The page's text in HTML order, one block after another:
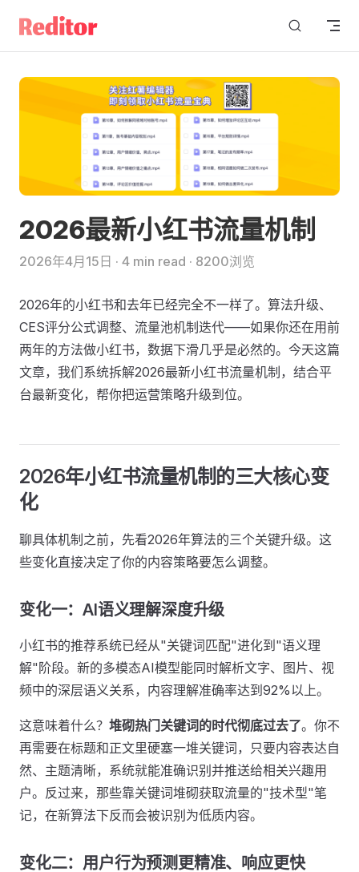
Skip to content
2026最新小红书流量机制
2026年4月15日 · 4 min read · 8200浏览
2026年的小红书和去年已经完全不一样了。算法升级、
CES评分公式调整、流量池机制迭代——如果你还在用前
两年的方法做小红书，数据下滑几乎是必然的。今天这篇
文章，我们系统拆解2026最新小红书流量机制，结合平
台最新变化，帮你把运营策略升级到位。
2026年小红书流量机制的三大核心变
化
聊具体机制之前，先看2026年算法的三个关键升级。这
些变化直接决定了你的内容策略要怎么调整。
变化一：AI语义理解深度升级
小红书的推荐系统已经从"关键词匹配"进化到"语义理
解"阶段。新的多模态AI模型能同时解析文字、图片、视
频中的深层语义关系，内容理解准确率达到92%以上。
这意味着什么？ 堆砌热门关键词的时代彻底过去了。你不
再需要在标题和正文里硬塞一堆关键词，只要内容表达自
然、主题清晰，系统就能准确识别并推送给相关兴趣用
户。反过来，那些靠关键词堆砌获取流量的"技术型"笔
记，在新算法下反而会被识别为低质内容。
变化二：用户行为预测更精准、响应更快